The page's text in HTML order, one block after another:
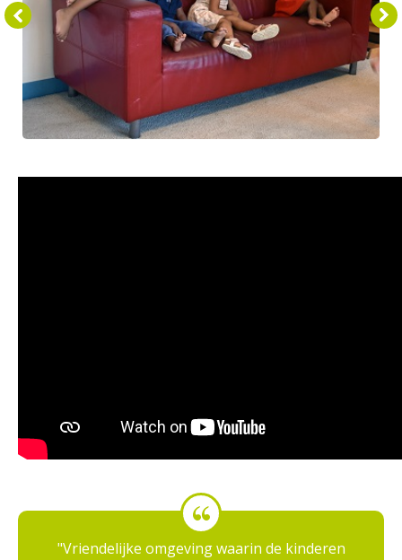
Vriendelijke omgeving waarin de kinderen